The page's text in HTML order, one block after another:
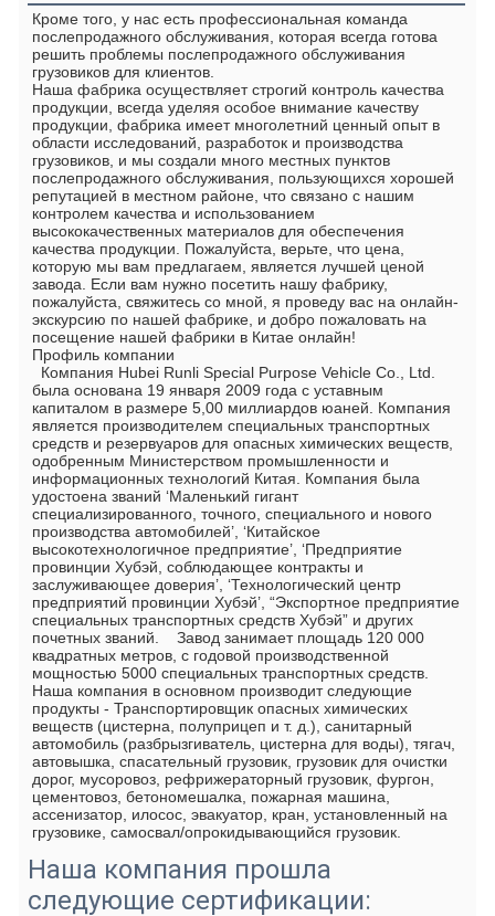
Кроме того, у нас есть профессиональная команда
послепродажного обслуживания, которая всегда готова
решить проблемы послепродажного обслуживания
грузовиков для клиентов.
Наша фабрика осуществляет строгий контроль качества
продукции, всегда уделяя особое внимание качеству
продукции, фабрика имеет многолетний ценный опыт в
области исследований, разработок и производства
грузовиков, и мы создали много местных пунктов
послепродажного обслуживания, пользующихся хорошей
репутацией в местном районе, что связано с нашим
контролем качества и использованием
высококачественных материалов для обеспечения
качества продукции. Пожалуйста, верьте, что цена,
которую мы вам предлагаем, является лучшей ценой
завода. Если вам нужно посетить нашу фабрику,
пожалуйста, свяжитесь со мной, я проведу вас на онлайн-
экскурсию по нашей фабрике, и добро пожаловать на
посещение нашей фабрики в Китае онлайн!
Профиль компании
была основана 19 января 2009 года с уставным
капиталом в размере 5,00 миллиардов юаней. Компания
является производителем специальных транспортных
средств и резервуаров для опасных химических веществ,
одобренным Министерством промышленности и
информационных технологий Китая. Компания была
удостоена званий ‘Маленький гигант
специализированного, точного, специального и нового
производства автомобилей’, ‘Китайское
высокотехнологичное предприятие’, ‘Предприятие
провинции Хубэй, соблюдающее контракты и
заслуживающее доверия’, ‘Технологический центр
предприятий провинции Хубэй’, “Экспортное предприятие
специальных транспортных средств Хубэй” и других
почетных званий.    Завод занимает площадь 120 000
квадратных метров, с годовой производственной
мощностью 5000 специальных транспортных средств.
Наша компания в основном производит следующие
продукты - Транспортировщик опасных химических
веществ (цистерна, полуприцеп и т. д.), санитарный
автомобиль (разбрызгиватель, цистерна для воды), тягач,
автовышка, спасательный грузовик, грузовик для очистки
дорог, мусоровоз, рефрижераторный грузовик, фургон,
цементовоз, бетономешалка, пожарная машина,
ассенизатор, илосос, эвакуатор, кран, установленный на
грузовике, самосвал/опрокидывающийся грузовик.
Наша компания прошла
следующие сертификации: